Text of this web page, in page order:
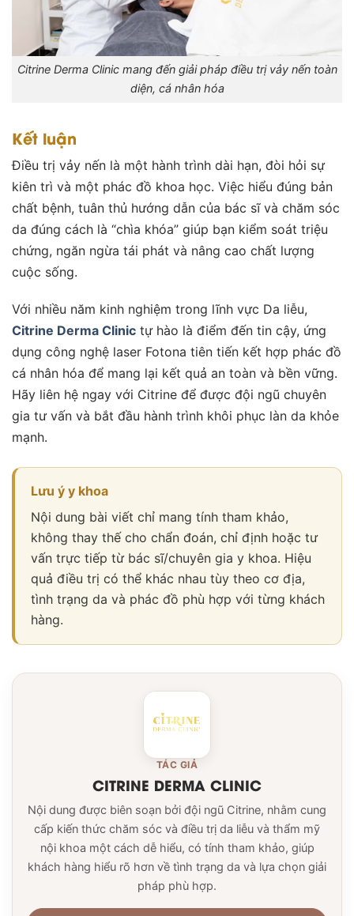
Citrine Derma Clinic mang đến giải pháp điều trị vảy nến toàn
diện, cá nhân hóa
Kết luận
Điều trị vảy nến là một hành trình dài hạn, đòi hỏi sự
kiên trì và một phác đồ khoa học. Việc hiểu đúng bản
chất bệnh, tuân thủ hướng dẫn của bác sĩ và chăm sóc
da đúng cách là “chìa khóa” giúp bạn kiểm soát triệu
chứng, ngăn ngừa tái phát và nâng cao chất lượng
cuộc sống.
Với nhiều năm kinh nghiệm trong lĩnh vực Da liễu,
Citrine Derma Clinic tự hào là điểm đến tin cậy, ứng
dụng công nghệ laser Fotona tiên tiến kết hợp phác đồ
cá nhân hóa để mang lại kết quả an toàn và bền vững.
Hãy liên hệ ngay với Citrine để được đội ngũ chuyên
gia tư vấn và bắt đầu hành trình khôi phục làn da khỏe
mạnh.
Lưu ý y khoa
Nội dung bài viết chỉ mang tính tham khảo,
không thay thế cho chẩn đoán, chỉ định hoặc tư
vấn trực tiếp từ bác sĩ/chuyên gia y khoa. Hiệu
quả điều trị có thể khác nhau tùy theo cơ địa,
tình trạng da và phác đồ phù hợp với từng khách
hàng.
TÁC GIẢ
CITRINE DERMA CLINIC
Nội dung được biên soạn bởi đội ngũ Citrine, nhằm cung
cấp kiến thức chăm sóc và điều trị da liễu và thẩm mỹ
nội khoa một cách dễ hiểu, có tính tham khảo, giúp
khách hàng hiểu rõ hơn về tình trạng da và lựa chọn giải
pháp phù hợp.